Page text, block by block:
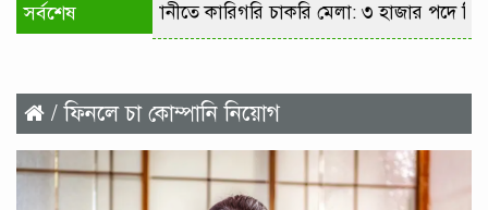
সর্বশেষ রাজধানীতে কারিগরি চাকরি মেলা: ৩ হাজার পদে
/ ফিনলে চা কোম্পানি নিয়োগ